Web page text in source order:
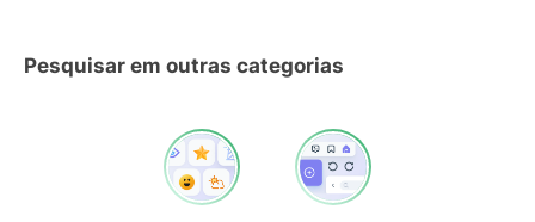
Pesquisar em outras categorias